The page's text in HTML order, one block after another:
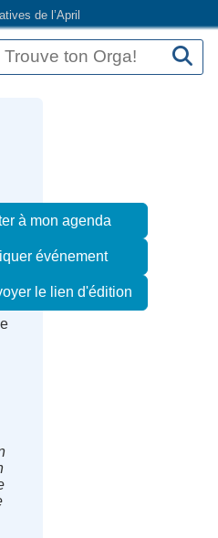
de l’April
à mon agenda
événement
le lien d'édition